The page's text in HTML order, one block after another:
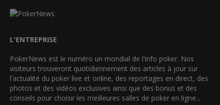
L'ENTREPRISE
PokerNews est le numéro un mondial de l'info poker. Nos
visiteurs trouveront quotidiennement des articles à jour sur
l'actualité du poker live et online, des reportages en direct, des
photos et des vidéos exclusives ainsi que des bonus et des
conseils pour choisir les meilleures salles de poker en ligne...